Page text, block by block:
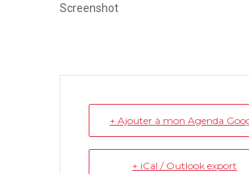
Screenshot
+ Ajouter à mon Agenda
+ iCal / Outlook export